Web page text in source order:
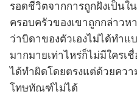
รอดชีวิตจากการถูกฝังเป็น
ครอบครัวของเขาถูกกล่าวห
ว่าบิดาของตัวเองไม่ได้ทำ
มากมายเท่าไหร่ก็ไม่มีใครเ
ได้ทำผิดโดยตรงแต่ด้วยควา
โทษทัณฑ์ไม่ได้